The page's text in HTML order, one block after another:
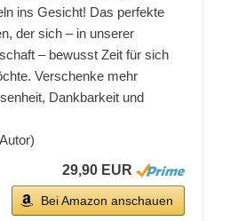
ins Gesicht! Das perfekte
der sich – in unserer
– bewusst Zeit für sich
Verschenke mehr
Dankbarkeit und
29,90 EUR
Bei Amazon anschauen